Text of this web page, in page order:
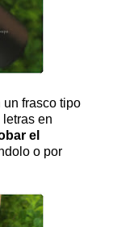
un frasco tipo
en
el
o por